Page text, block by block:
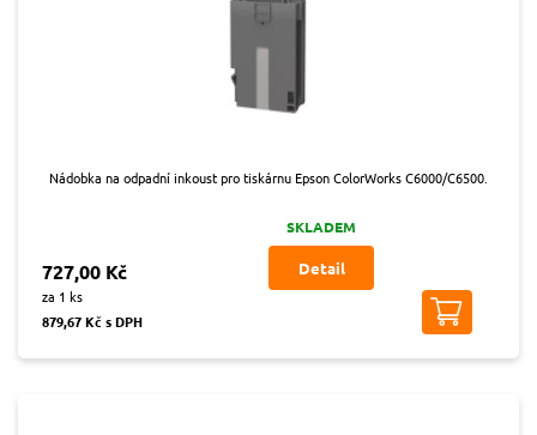
Nádobka na odpadní inkoust pro tiskárnu Epson ColorWorks C6000/C6500.
727,00 Kč
za 1 ks
879,67 Kč s DPH
SKLADEM
Detail